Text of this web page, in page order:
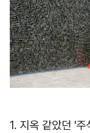
1. 지옥 같았던 '